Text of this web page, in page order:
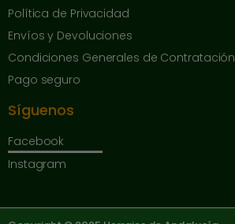
Política de Privacidad
Envíos y Devoluciones
Condiciones Generales de Contratación
Pago seguro
Síguenos
Facebook
Instagram